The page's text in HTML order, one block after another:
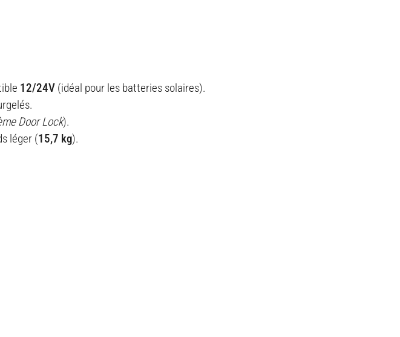
12/24V (idéal pour les batteries solaires).
Door Lock).
léger (15,7 kg).